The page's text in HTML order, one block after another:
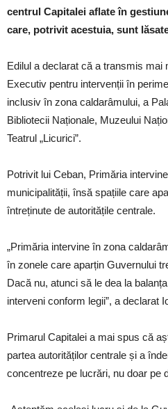
centrul Capitalei aflate în
care, potrivit acestuia, sunt
Edilul a declarat că a transmis mai
Executiv pentru intervenții în
inclusiv în zona caldarâmului, a
Bibliotecii Naționale, Muzeului
Teatrul „Licurici”.
Potrivit lui Ceban, Primăria
municipalității, însă spațiile care
întreținute de autoritățile centrale.
„Primăria intervine în zona
în zonele care aparțin Guvernului
Dacă nu, atunci să le dea la
interveni conform legii”, a declarat
Primarul Capitalei a mai spus că
partea autorităților centrale și a
concentreze pe lucrări, nu doar pe